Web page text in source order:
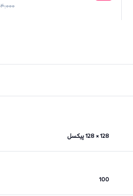
128 × 128 پیکسل
100